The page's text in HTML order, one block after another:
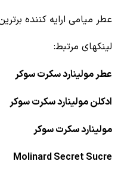
عطر میامی ارایه کننده
لینکهای مرتبط:
عطر مولینارد سکرت سوکر
ادکلن مولینارد سکرت سوکر
مولینارد سکرت سوکر
Molinard Secret Sucre